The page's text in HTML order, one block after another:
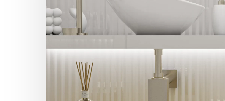
banheiro
para
antes